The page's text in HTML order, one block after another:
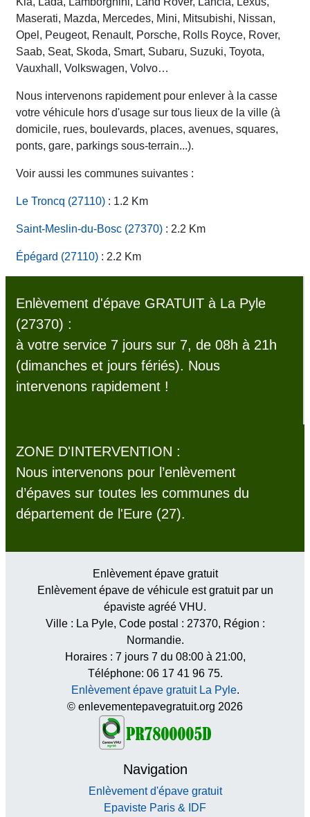
Maserati, Mazda, Mercedes, Mini, Mitsubishi, Nissan,
Opel, Peugeot, Renault, Porsche, Rolls Royce, Rover,
Saab, Seat, Skoda, Smart, Subaru, Suzuki, Toyota,
Vauxhall, Volkswagen, Volvo…
Nous intervenons rapidement pour enlever à la casse
votre véhicule hors d'usage sur tous lieux de la ville (à
domicile, rues, boulevards, places, avenues, squares,
ponts, gare, parkings sous-terrain...).
Voir aussi les communes suivantes :
Le Troncq (27110) : 1.2 Km
Saint-Meslin-du-Bosc (27370) : 2.2 Km
Épégard (27110) : 2.2 Km
Enlèvement d'épave GRATUIT à La Pyle
(27370) :
à votre service 7 jours sur 7, de 08h à 21h
(dimanches et jours fériés). Nous
intervenons rapidement !
ZONE D'INTERVENTION :
Nous intervenons pour l’enlèvement
d’épaves sur toutes les communes du
département de l'Eure (27).
Enlèvement épave gratuit
Enlèvement épave de véhicule est gratuit par un
épaviste agréé VHU.
Ville : La Pyle, Code postal : 27370, Région :
Normandie.
Horaires : 7 jours 7 du 08:00 à 21:00,
Téléphone: 06 17 41 96 75.
Enlèvement épave gratuit La Pyle.
© enlevementepavegratuit.org 2026
Navigation
Enlèvement d'épave gratuit
Epaviste Paris & IDF